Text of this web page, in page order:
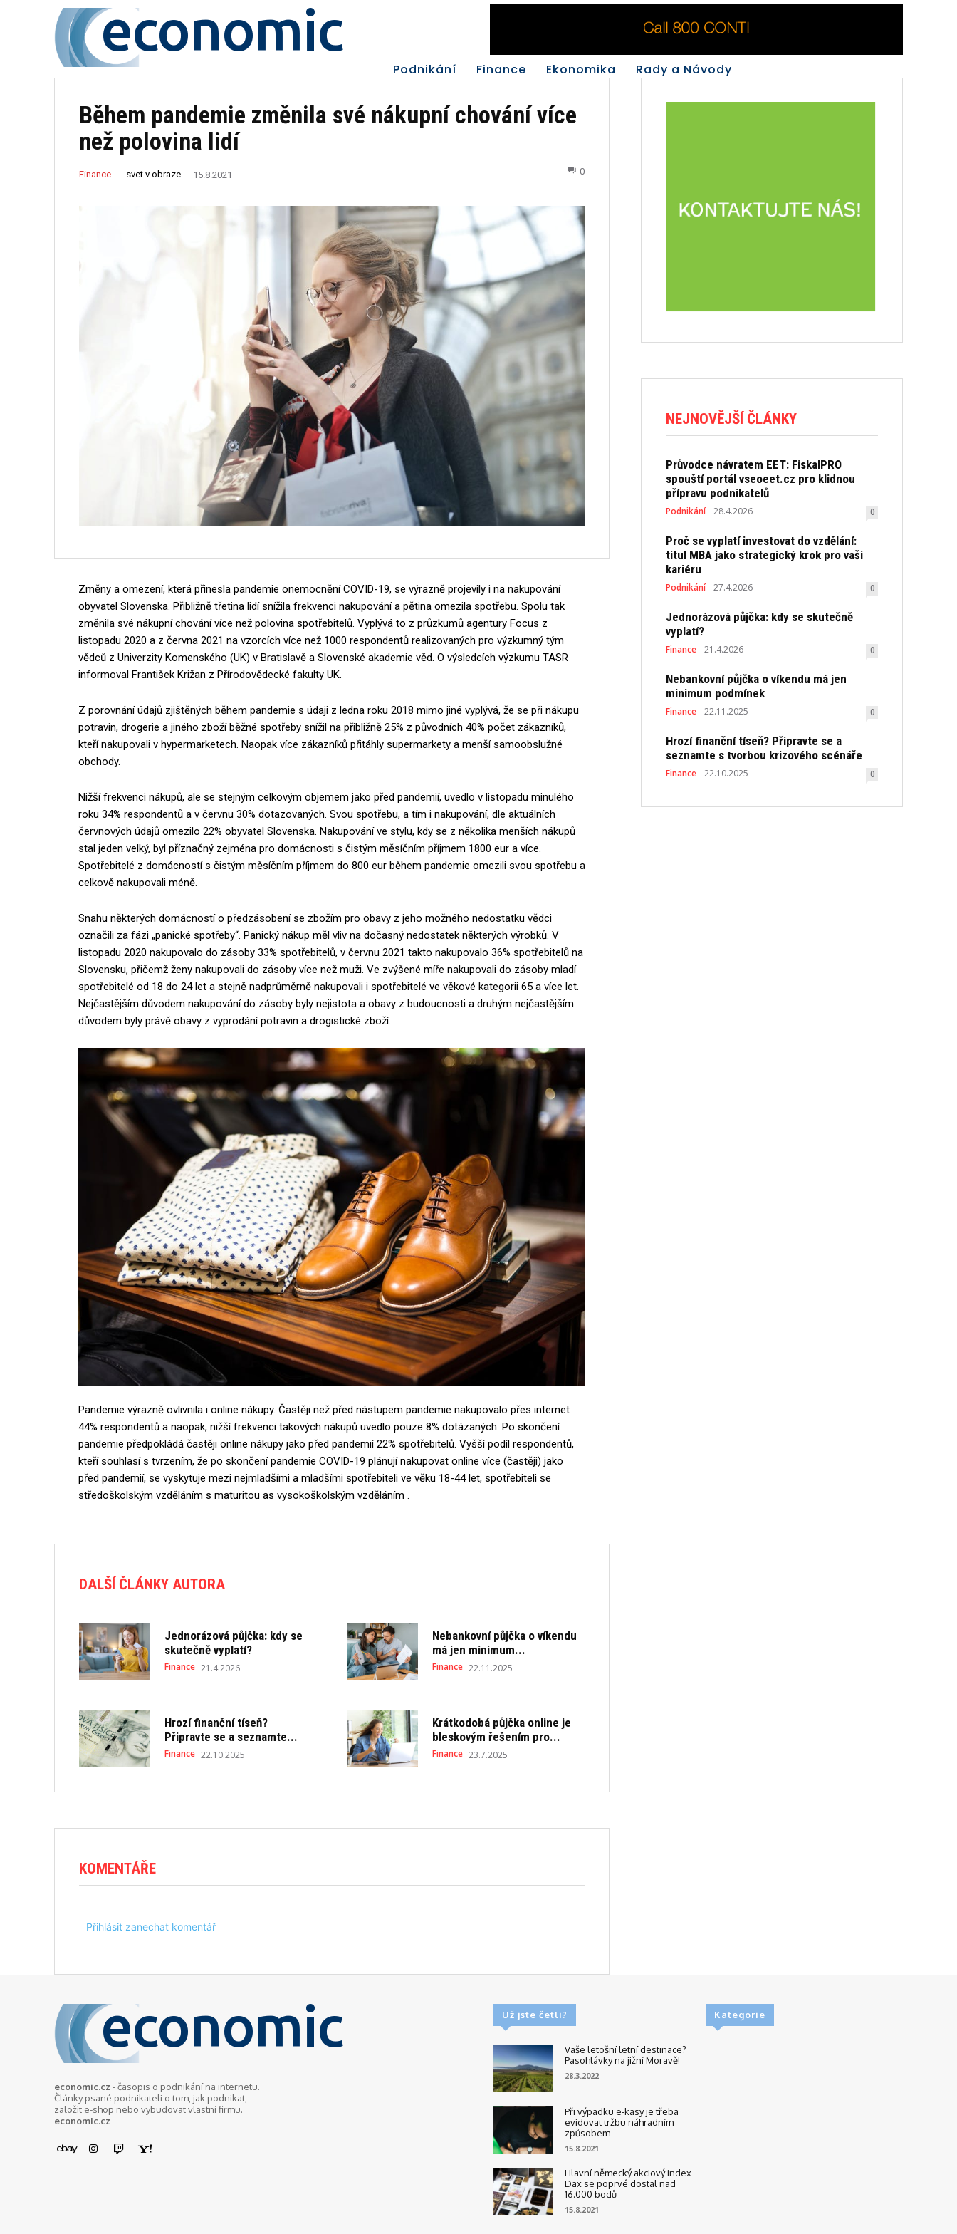
economic
Podnikání Finance Ekonomika Rady a Návody
Během pandemie změnila své nákupní chování více
než polovina lidí
Finance svet v obraze 15.8.2021 0
Změny a omezení, která přinesla pandemie onemocnění COVID-19, se výrazně projevily i na nakupování
obyvatel Slovenska. Přibližně třetina lidí snížila frekvenci nakupování a pětina omezila spotřebu. Spolu tak
změnila své nákupní chování více než polovina spotřebitelů. Vyplývá to z průzkumů agentury Focus z
listopadu 2020 a z června 2021 na vzorcích více než 1000 respondentů realizovaných pro výzkumný tým
vědců z Univerzity Komenského (UK) v Bratislavě a Slovenské akademie věd. O výsledcích výzkumu TASR
informoval František Križan z Přírodovědecké fakulty UK.
Z porovnání údajů zjištěných během pandemie s údaji z ledna roku 2018 mimo jiné vyplývá, že se při nákupu
potravin, drogerie a jiného zboží běžné spotřeby snížil na přibližně 25% z původních 40% počet zákazníků,
kteří nakupovali v hypermarketech. Naopak více zákazníků přitáhly supermarkety a menší samoobslužné
obchody.
Nižší frekvenci nákupů, ale se stejným celkovým objemem jako před pandemií, uvedlo v listopadu minulého
roku 34% respondentů a v červnu 30% dotazovaných. Svou spotřebu, a tím i nakupování, dle aktuálních
červnových údajů omezilo 22% obyvatel Slovenska. Nakupování ve stylu, kdy se z několika menších nákupů
stal jeden velký, byl příznačný zejména pro domácnosti s čistým měsíčním příjmem 1800 eur a více.
Spotřebitelé z domácností s čistým měsíčním příjmem do 800 eur během pandemie omezili svou spotřebu a
celkově nakupovali méně.
Snahu některých domácností o předzásobení se zbožím pro obavy z jeho možného nedostatku vědci
označili za fázi „panické spotřeby“. Panický nákup měl vliv na dočasný nedostatek některých výrobků. V
listopadu 2020 nakupovalo do zásoby 33% spotřebitelů, v červnu 2021 takto nakupovalo 36% spotřebitelů na
Slovensku, přičemž ženy nakupovali do zásoby více než muži. Ve zvýšené míře nakupovali do zásoby mladí
spotřebitelé od 18 do 24 let a stejně nadprůměrně nakupovali i spotřebitelé ve věkové kategorii 65 a více let.
Nejčastějším důvodem nakupování do zásoby byly nejistota a obavy z budoucnosti a druhým nejčastějším
důvodem byly právě obavy z vyprodání potravin a drogistické zboží.
Pandemie výrazně ovlivnila i online nákupy. Častěji než před nástupem pandemie nakupovalo přes internet
44% respondentů a naopak, nižší frekvenci takových nákupů uvedlo pouze 8% dotázaných. Po skončení
pandemie předpokládá častěji online nákupy jako před pandemií 22% spotřebitelů. Vyšší podíl respondentů,
kteří souhlasí s tvrzením, že po skončení pandemie COVID-19 plánují nakupovat online více (častěji) jako
před pandemií, se vyskytuje mezi nejmladšími a mladšími spotřebiteli ve věku 18-44 let, spotřebiteli se
středoškolským vzděláním s maturitou as vysokoškolským vzděláním .
DALŠÍ ČLÁNKY AUTORA
Jednorázová půjčka: kdy se
skutečně vyplatí?
Finance 21.4.2026
Nebankovní půjčka o víkendu
má jen minimum...
Finance 22.11.2025
Hrozí finanční tíseň?
Připravte se a seznamte...
Finance 22.10.2025
Krátkodobá půjčka online je
bleskovým řešením pro...
Finance 23.7.2025
KOMENTÁŘE
Přihlásit zanechat komentář
NEJNOVĚJŠÍ ČLÁNKY
Průvodce návratem EET: FiskalPRO
spouští portál vseoeet.cz pro klidnou
přípravu podnikatelů
Podnikání 28.4.2026 0
Proč se vyplatí investovat do vzdělání:
titul MBA jako strategický krok pro vaši
kariéru
Podnikání 27.4.2026 0
Jednorázová půjčka: kdy se skutečně
vyplatí?
Finance 21.4.2026 0
Nebankovní půjčka o víkendu má jen
minimum podmínek
Finance 22.11.2025 0
Hrozí finanční tíseň? Připravte se a
seznamte s tvorbou krizového scénáře
Finance 22.10.2025 0
economic
economic.cz - časopis o podnikání na internetu.
Články psané podnikateli o tom, jak podnikat,
založit e-shop nebo vybudovat vlastní firmu.
economic.cz
Už jste četli?
Vaše letošní letní destinace?
Pasohlávky na jižní Moravě!
28.3.2022
Při výpadku e-kasy je třeba
evidovat tržbu náhradním
způsobem
15.8.2021
Hlavní německý akciový index
Dax se poprvé dostal nad
16.000 bodů
15.8.2021
Kategorie